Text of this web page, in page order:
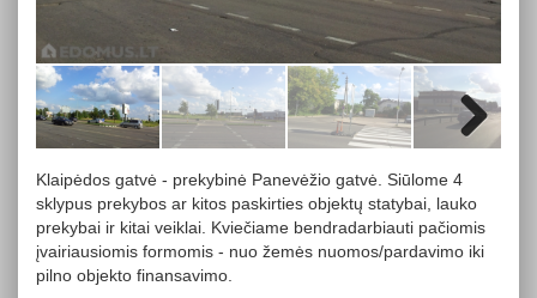
Klaipėdos gatvė - prekybinė Panevėžio gatvė. Siūlome 4
sklypus prekybos ar kitos paskirties objektų statybai, lauko
prekybai ir kitai veiklai. Kviečiame bendradarbiauti pačiomis
įvairiausiomis formomis - nuo žemės nuomos/pardavimo iki
pilno objekto finansavimo.